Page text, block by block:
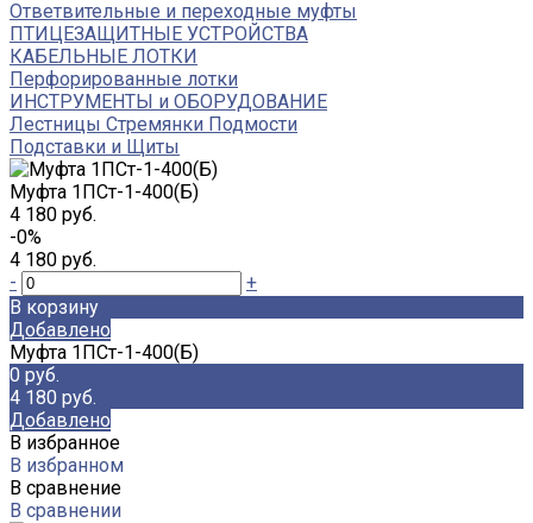
Ответвительные и переходные муфты
ПТИЦЕЗАЩИТНЫЕ УСТРОЙСТВА
КАБЕЛЬНЫЕ ЛОТКИ
Перфорированные лотки
ИНСТРУМЕНТЫ и ОБОРУДОВАНИЕ
Лестницы Стремянки Подмости
Подставки и Щиты
Муфта 1ПСт-1-400(Б)
4 180 руб.
-0%
4 180 руб.
-
+
В корзину
Добавлено
Муфта 1ПСт-1-400(Б)
0 руб.
4 180 руб.
Добавлено
В избранное
В избранном
В сравнение
В сравнении